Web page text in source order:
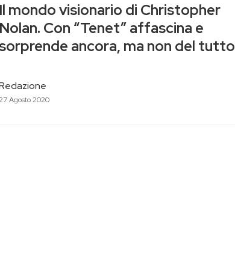
Il mondo visionario di Christopher
Nolan. Con “Tenet” affascina e
sorprende ancora, ma non del tutto
Agosto 2020